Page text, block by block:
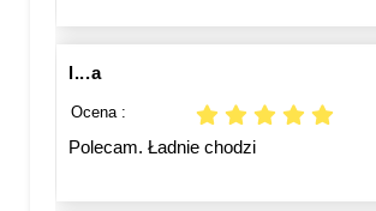
l...a
Ocena :
Polecam. Ładnie chodzi